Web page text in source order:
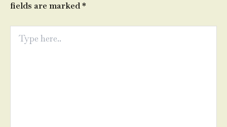
fields are marked*
here..